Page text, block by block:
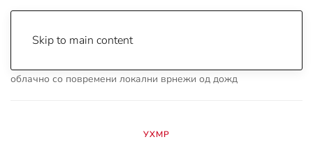
Skip to main content
облачно со повремени локални врнежи од дожд
УХМР